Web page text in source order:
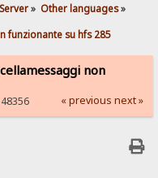
» Other languages»
funzionante su hfs 285
non
« previous next »